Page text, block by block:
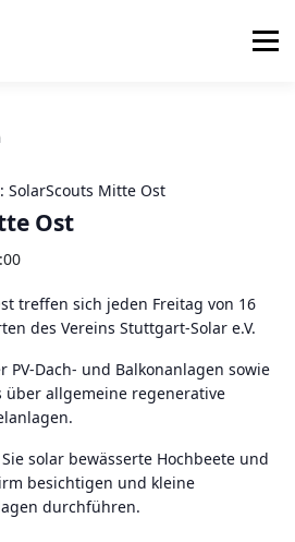
Menü
SolarScouts Mitte Ost
Ost
treffen sich jeden Freitag von 16
des Vereins Stuttgart-Solar e.V.
PV-Dach- und Balkonanlagen sowie
über allgemeine regenerative
solar bewässerte Hochbeete und
besichtigen und kleine
durchführen.